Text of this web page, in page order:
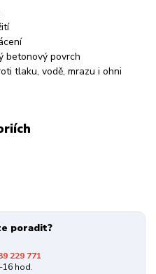
betonový povrch
tlaku, vodě, mrazu i ohni
poradit?
229 771
16 hod.